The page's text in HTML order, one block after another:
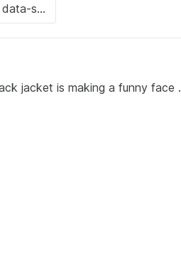
jacket is making a funny face .